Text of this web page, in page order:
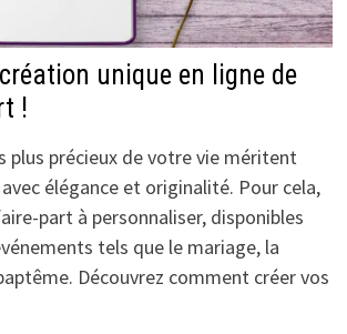
unique en ligne de
!
plus précieux de votre vie méritent
élégance et originalité. Pour cela,
part à personnaliser, disponibles
tels que le mariage, la
Découvrez comment créer vos